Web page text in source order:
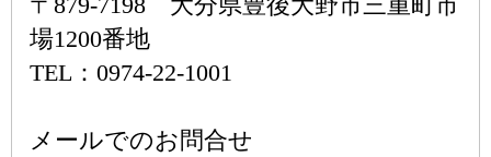
場1200番地
TEL：0974-22-1001
メールでのお問合せ